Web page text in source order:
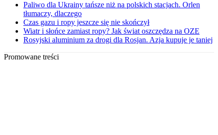
Paliwo dla Ukrainy tańsze niż na polskich stacjach. Orlen
tłumaczy, dlaczego
Czas gazu i ropy jeszcze się nie skończył
Wiatr i słońce zamiast ropy? Jak świat oszczędza na OZE
Rosyjski aluminium za drogi dla Rosjan. Azja kupuje je taniej
Promowane treści